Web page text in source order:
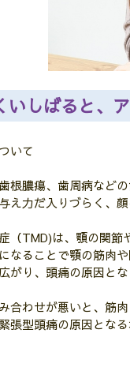
いしばると、
いて
、歯周病などの歯
づらく、顔の筋
は、顎の関節や
の筋肉や関節に
の原因となり
わせが悪いと、筋
の原因となる場